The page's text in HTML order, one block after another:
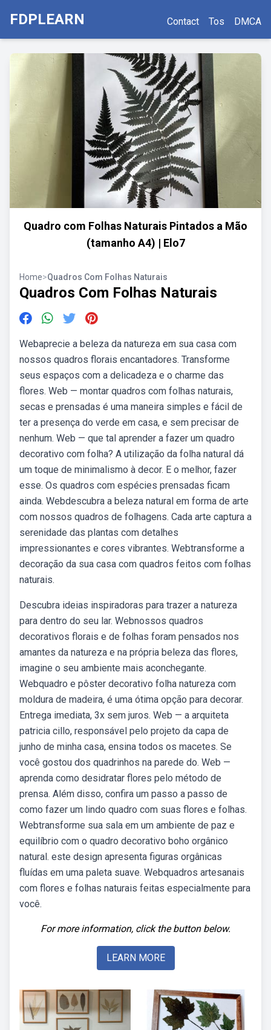
FDPLEARN Contact Tos DMCA
Quadro com Folhas Naturais Pintados a Mão
(tamanho A4) | Elo7
Home>Quadros Com Folhas Naturais
Quadros Com Folhas Naturais
Webaprecie a beleza da natureza em sua casa com
nossos quadros florais encantadores. Transforme
seus espaços com a delicadeza e o charme das
flores. Web — montar quadros com folhas naturais,
secas e prensadas é uma maneira simples e fácil de
ter a presença do verde em casa, e sem precisar de
nenhum. Web — que tal aprender a fazer um quadro
decorativo com folha? A utilização da folha natural dá
um toque de minimalismo à decor. E o melhor, fazer
esse. Os quadros com espécies prensadas ficam
ainda. Webdescubra a beleza natural em forma de arte
com nossos quadros de folhagens. Cada arte captura a
serenidade das plantas com detalhes
impressionantes e cores vibrantes. Webtransforme a
decoração da sua casa com quadros feitos com folhas
naturais.
Descubra ideias inspiradoras para trazer a natureza
para dentro do seu lar. Webnossos quadros
decorativos florais e de folhas foram pensados nos
amantes da natureza e na própria beleza das flores,
imagine o seu ambiente mais aconchegante.
Webquadro e pôster decorativo folha natureza com
moldura de madeira, é uma ótima opção para decorar.
Entrega imediata, 3x sem juros. Web — a arquiteta
patricia cillo, responsável pelo projeto da capa de
junho de minha casa, ensina todos os macetes. Se
você gostou dos quadrinhos na parede do. Web —
aprenda como desidratar flores pelo método de
prensa. Além disso, confira um passo a passo de
como fazer um lindo quadro com suas flores e folhas.
Webtransforme sua sala em um ambiente de paz e
equilíbrio com o quadro decorativo boho orgânico
natural. este design apresenta figuras orgânicas
fluídas em uma paleta suave. Webquadros artesanais
com flores e folhas naturais feitas especialmente para
você.
For more information, click the button below.
LEARN MORE